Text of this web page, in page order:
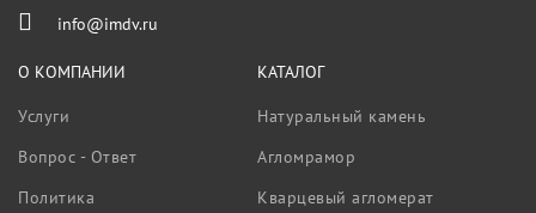
info@imdv.ru
О КОМПАНИИ
Услуги
Вопрос - Ответ
Политика
КАТАЛОГ
Натуральный камень
Агломрамор
Кварцевый агломерат